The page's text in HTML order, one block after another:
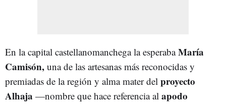
En la capital castellanomanchega la esperabaMaría
Camisón, una de las artesanas más reconocidas y
premiadas de la región y alma mater del proyecto
Alhaja —nombre que hace referencia al apodo